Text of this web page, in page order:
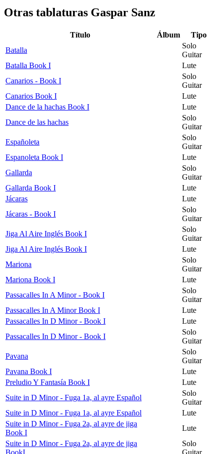
Otras tablaturas Gaspar Sanz
Título Álbum
Tipo
Batalla
Solo
Guitar
Batalla Book I
Lute
Canarios - Book I
Solo
Guitar
Canarios Book I
Lute
Dance de la hachas Book I
Lute
Dance de las hachas
Solo
Guitar
Españoleta
Solo
Guitar
Espanoleta Book I
Lute
Gallarda
Solo
Guitar
Gallarda Book I
Lute
Jácaras
Lute
Jácaras - Book I
Solo
Guitar
Jiga Al Aire Inglés Book I
Solo
Guitar
Jiga Al Aire Inglés Book I
Lute
Mariona
Solo
Guitar
Mariona Book I
Lute
Passacalles In A Minor - Book I
Solo
Guitar
Passacalles In A Minor Book I
Lute
Passacalles In D Minor - Book I
Lute
Passacalles In D Minor - Book I
Solo
Guitar
Pavana
Solo
Guitar
Pavana Book I
Lute
Preludio Y Fantasía Book I
Lute
Suite in D Minor - Fuga 1a, al ayre Español
Solo
Guitar
Suite in D Minor - Fuga 1a, al ayre Español
Lute
Suite in D Minor - Fuga 2a, al ayre de jiga
Book I
Lute
Suite in D Minor - Fuga 2a, al ayre de jiga
BookI
Solo
Guitar